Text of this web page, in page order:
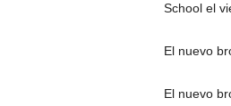
School el
El nuevo
El nuevo